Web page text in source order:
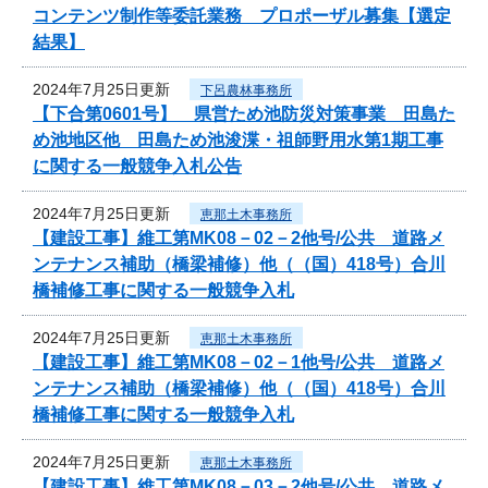
コンテンツ制作等委託業務 プロポーザル募集【選定
結果】
2024年7月25日更新 下呂農林事務所
【下合第0601号】 県営ため池防災対策事業 田島た
め池地区他 田島ため池浚渫・祖師野用水第1期工事
に関する一般競争入札公告
2024年7月25日更新 恵那土木事務所
【建設工事】維工第MK08－02－2他号/公共 道路メ
ンテナンス補助（橋梁補修）他（（国）418号）合川
橋補修工事に関する一般競争入札
2024年7月25日更新 恵那土木事務所
【建設工事】維工第MK08－02－1他号/公共 道路メ
ンテナンス補助（橋梁補修）他（（国）418号）合川
橋補修工事に関する一般競争入札
2024年7月25日更新 恵那土木事務所